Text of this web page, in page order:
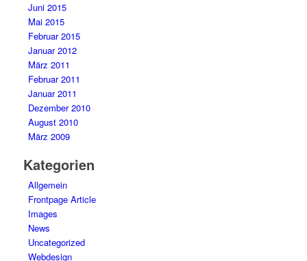
Juni 2015
Mai 2015
Februar 2015
Januar 2012
März 2011
Februar 2011
Januar 2011
Dezember 2010
August 2010
März 2009
Kategorien
Allgemein
Frontpage Article
Images
News
Uncategorized
Webdesign